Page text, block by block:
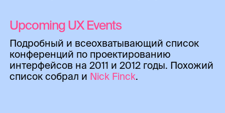
Upcoming UX Events
Подробный и всеохватывающий список
конференций по проектированию
интерфейсов на 2011 и 2012 годы. Похожий
список собрал и Nick Finck.